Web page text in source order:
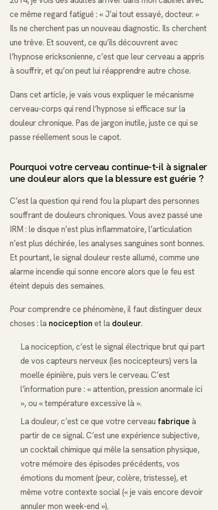
ce même regard fatigué : « J’ai tout essayé, docteur. »
Ils ne cherchent pas un nouveau diagnostic. Ils cherchent
une trêve. Et souvent, ce qu’ils découvrent avec
l’hypnose ericksonienne, c’est que leur cerveau a appris
à souffrir, et qu’on peut lui réapprendre autre chose.
Dans cet article, je vais vous expliquer le mécanisme
cerveau-corps qui rend l’hypnose si efficace sur la
douleur chronique. Pas de jargon inutile, juste ce qui se
passe réellement sous le capot.
Pourquoi votre cerveau continue-t-il à signaler
une douleur alors que la blessure est guérie ?
C’est la question qui rend fou la plupart des personnes
souffrant de douleurs chroniques. Vous avez passé une
IRM : le disque n’est plus inflammatoire, l’articulation
n’est plus déchirée, les analyses sanguines sont bonnes.
Et pourtant, le signal douleur reste allumé, comme une
alarme incendie qui sonne encore alors que le feu est
éteint depuis des semaines.
Pour comprendre ce phénomène, il faut distinguer deux
choses : la nociception et la douleur.
La nociception, c’est le signal électrique brut qui part
de vos capteurs nerveux (les nocicepteurs) vers la
moelle épinière, puis vers le cerveau. C’est
l’information pure : « attention, pression anormale ici
», ou « température excessive là ».
La douleur, c’est ce que votre cerveau fabrique à
partir de ce signal. C’est une expérience subjective,
un cocktail chimique qui mêle la sensation physique,
votre mémoire des épisodes précédents, vos
émotions du moment (peur, colère, tristesse), et
même votre contexte social (« je vais encore devoir
annuler mon week-end »).